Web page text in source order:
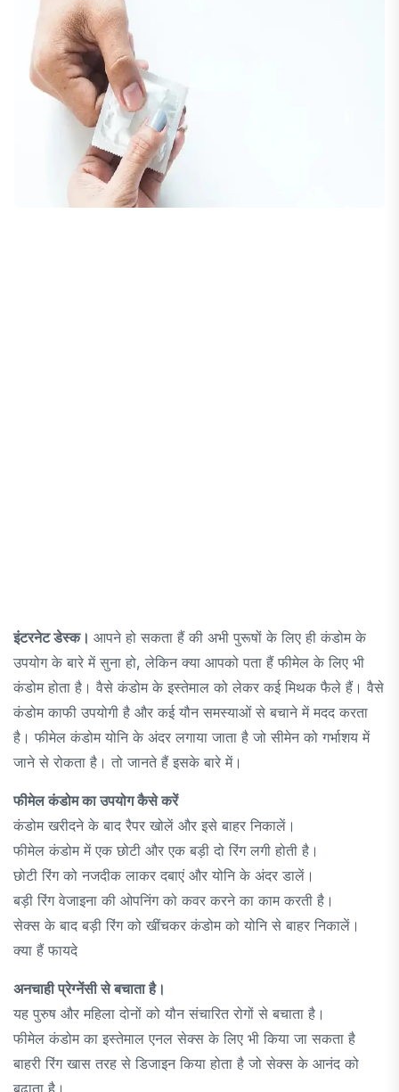
इंटरनेट डेस्क। आपने हो सकता हैं की अभी पुरूषों के लिए ही कंडोम के
उपयोग के बारे में सुना हो, लेकिन क्या आपको पता हैं फीमेल के लिए भी
कंडोम होता है। वैसे कंडोम के इस्तेमाल को लेकर कई मिथक फैले हैं। वैसे
कंडोम काफी उपयोगी है और कई यौन समस्याओं से बचाने में मदद करता
है। फीमेल कंडोम योनि के अंदर लगाया जाता है जो सीमेन को गर्भाशय में
जाने से रोकता है। तो जानते हैं इसके बारे में।
फीमेल कंडोम का उपयोग कैसे करें
कंडोम खरीदने के बाद रैपर खोलें और इसे बाहर निकालें।
फीमेल कंडोम में एक छोटी और एक बड़ी दो रिंग लगी होती है।
छोटी रिंग को नजदीक लाकर दबाएं और योनि के अंदर डालें।
बड़ी रिंग वेजाइना की ओपनिंग को कवर करने का काम करती है।
सेक्स के बाद बड़ी रिंग को खींचकर कंडोम को योनि से बाहर निकालें।
क्या हैं फायदे
अनचाही प्रेग्नेंसी से बचाता है।
यह पुरुष और महिला दोनों को यौन संचारित रोगों से बचाता है।
फीमेल कंडोम का इस्तेमाल एनल सेक्स के लिए भी किया जा सकता है
बाहरी रिंग खास तरह से डिजाइन किया होता है जो सेक्स के आनंद को
बढ़ाता है।